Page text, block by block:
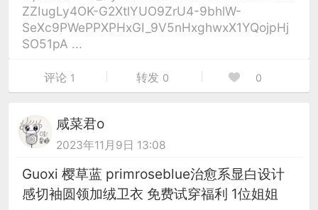
ZZIugLy4OK-G2XtlYUO9ZrU4-9bhlW-
SeXc9PWePPXPHxGI_9V5nHxghwxX1YQojpHj
SO51pA ...
评论 1 转发 0 0
咸菜君o
2023年11月9日 13:08
Guoxi 樱草蓝 primroseblue治愈系显白设计
感切袖圆领加绒卫衣 免费试穿福利 1位姐姐